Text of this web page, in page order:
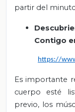
partir del minuto
Contigo
https://
Es importante
cuerpo esté
previo, los